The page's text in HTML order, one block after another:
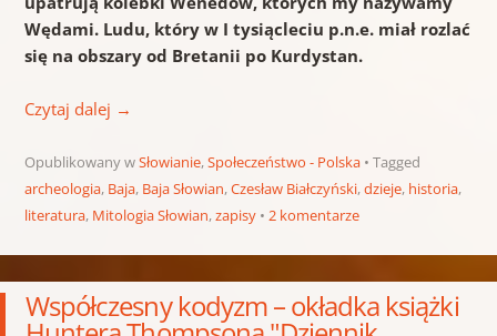
Wędami. Ludu, który w I tysiącleciu p.n.e. miał rozlać
się na obszary od Bretanii po Kurdystan.
Czytaj dalej →
Opublikowany wSłowianie,Społeczeństwo - Polska
Tagged
archeologia, Baja, Baja Słowian,Czesław Białczyński,dzieje, historia,
literatura, Mitologia Słowian,zapisy 2 komentarze
Współczesny kodyzm – okładka książki